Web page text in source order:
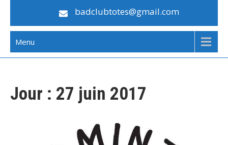
badclubtotes@gmail.com
Menu
Jour : 27 juin 2017